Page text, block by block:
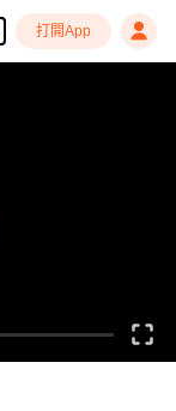
打開App